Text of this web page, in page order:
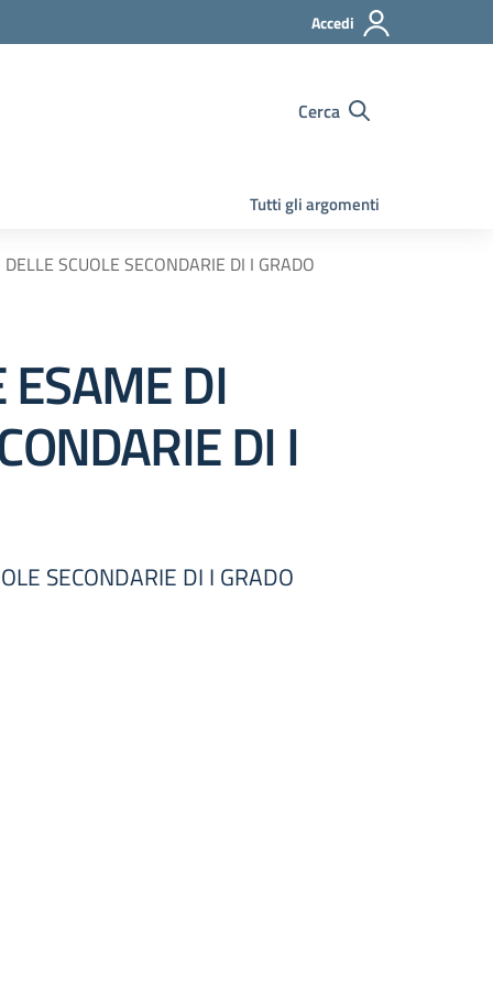
Accedi
Cerca
Tutti gli argomenti
SCUOLE SECONDARIE DI I GRADO
DI
DI I
SECONDARIE DI I GRADO